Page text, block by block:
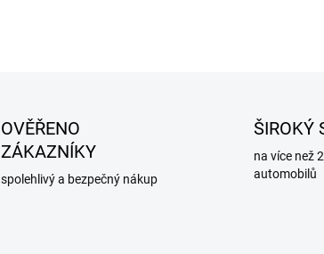
OVĚŘENO
ZÁKAZNÍKY
spolehlivý a bezpečný nákup
ŠIROKÝ
na více než
automobilů